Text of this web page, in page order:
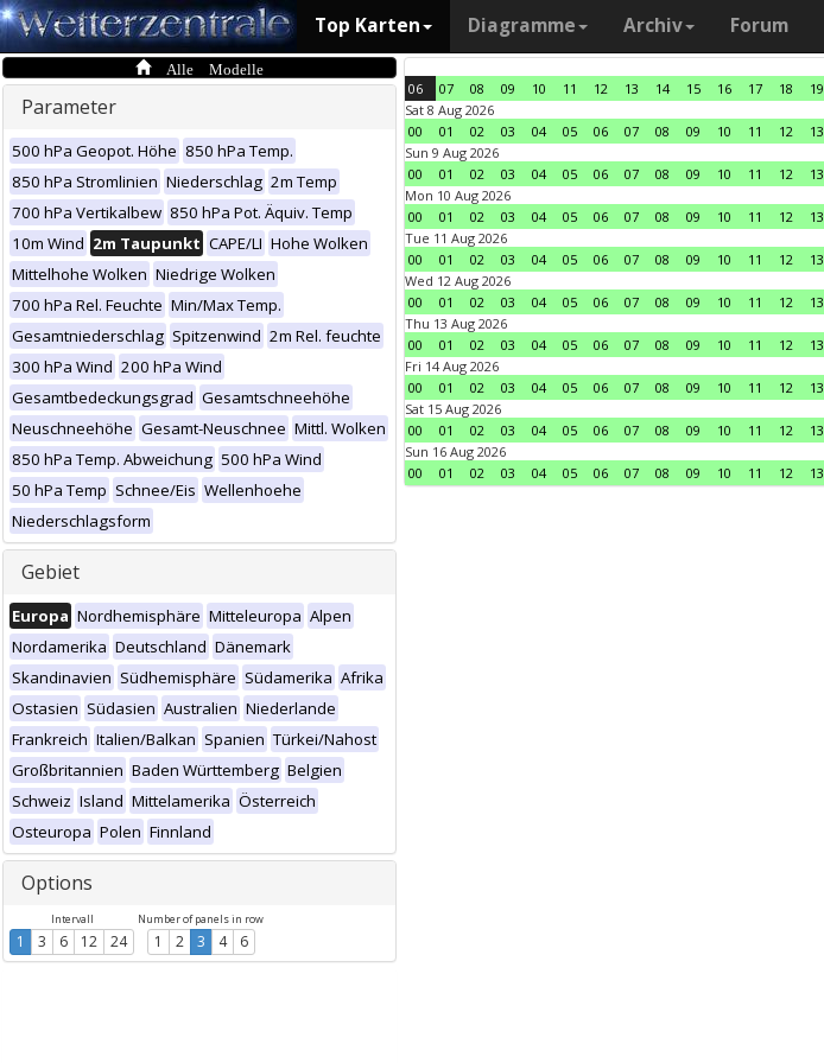
Top Karten Diagramme Archiv Forum
Alle Modelle
Parameter
500 hPa Geopot. Höhe 850 hPa Temp.
850 hPa Stromlinien Niederschlag 2m Temp
700 hPa Vertikalbew 850 hPa Pot. Äquiv. Temp
10m Wind 2m Taupunkt CAPE/LI Hohe Wolken
Mittelhohe Wolken Niedrige Wolken
700 hPa Rel. Feuchte Min/Max Temp.
Gesamtniederschlag Spitzenwind 2m Rel. feuchte
300 hPa Wind 200 hPa Wind
Gesamtbedeckungsgrad Gesamtschneehöhe
Neuschneehöhe Gesamt-Neuschnee Mittl. Wolken
850 hPa Temp. Abweichung 500 hPa Wind
50 hPa Temp Schnee/Eis Wellenhoehe
Niederschlagsform
Gebiet
Europa Nordhemisphäre Mitteleuropa Alpen
Nordamerika Deutschland Dänemark
Skandinavien Südhemisphäre Südamerika Afrika
Ostasien Südasien Australien Niederlande
Frankreich Italien/Balkan Spanien Türkei/Nahost
Großbritannien Baden Württemberg Belgien
Schweiz Island Mittelamerika Österreich
Osteuropa Polen Finnland
Options
Intervall
1 3 6 12 24
Number of panels in row
1 2 3 4 6
06 07 08 09 10 11 12 13 14 15 16 17 18 19
Sat 8 Aug 2026
00
01 02 03 04 05 06 07 08 09 10 11 12 13
Sun 9 Aug 2026
00
01 02 03 04 05 06 07 08 09 10 11 12 13
Mon 10 Aug 2026
00
01 02 03 04 05 06 07 08 09 10 11 12 13
Tue 11 Aug 2026
00
01 02 03 04 05 06 07 08 09 10 11 12 13
Wed 12 Aug 2026
00
01 02 03 04 05 06 07 08 09 10 11 12 13
Thu 13 Aug 2026
00
01 02 03 04 05 06 07 08 09 10 11 12 13
Fri 14 Aug 2026
00
01 02 03 04 05 06 07 08 09 10 11 12 13
Sat 15 Aug 2026
00
01 02 03 04 05 06 07 08 09 10 11 12 13
Sun 16 Aug 2026
00
01 02 03 04 05 06 07 08 09 10 11 12 13